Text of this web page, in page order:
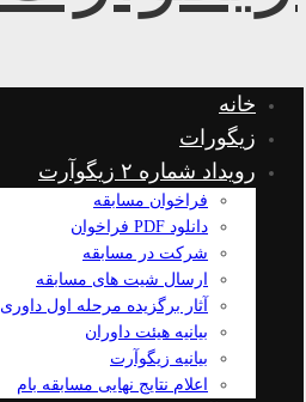
خانه
زیگورات
رویداد شماره ۲ زیگوآرت
فراخوان مسابقه
دانلود PDF فراخوان
شرکت در مسابقه
ارسال شیت های مسابقه
آثار برگزیده مرحله اول داوری
بیانیه هیئت داوران
بیانیه زیگوآرت
اعلام نتایج نهایی مسابقه بام